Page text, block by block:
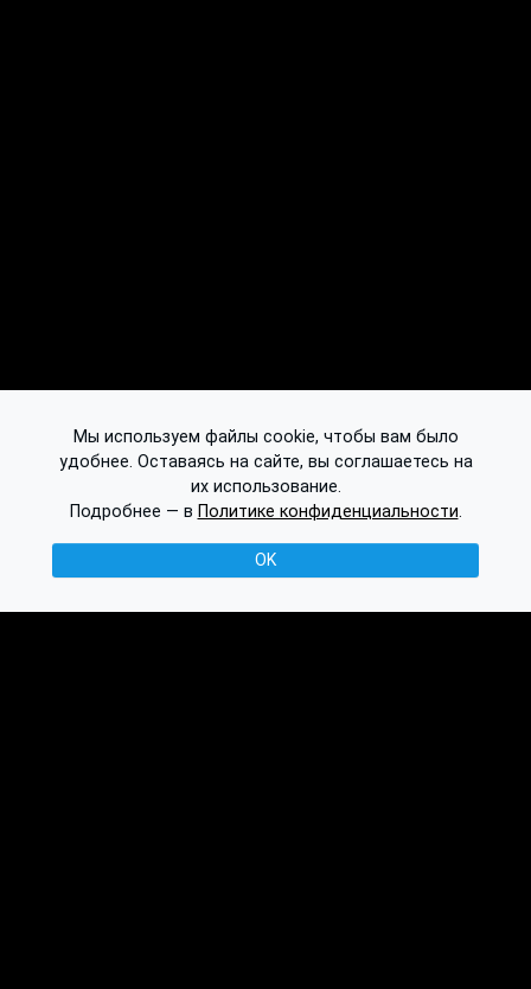
Мы используем файлы cookie, чтобы вам было
удобнее. Оставаясь на сайте, вы соглашаетесь на
их использование.
Подробнее — в Политике конфиденциальности.
OK